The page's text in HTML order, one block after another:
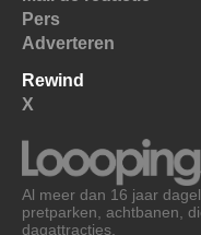
Pers
Adverteren
Rewind
X
Al meer dan 16 jaar
pretparken, achtbanen,
dagattracties.